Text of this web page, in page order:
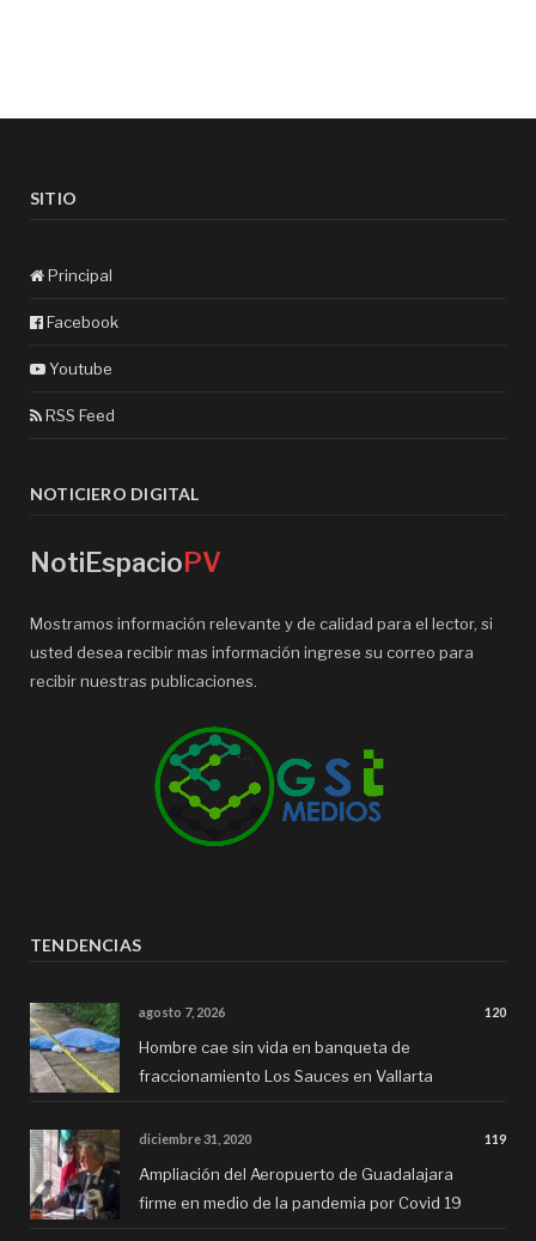
SITIO
Principal
Facebook
Youtube
RSS Feed
NOTICIERO DIGITAL
NotiEspacioPV
Mostramos información relevante y de calidad para el lector, si
usted desea recibir mas información ingrese su correo para
recibir nuestras publicaciones.
TENDENCIAS
agosto 7, 2026 120
Hombre cae sin vida en banqueta de
fraccionamiento Los Sauces en Vallarta
diciembre 31, 2020 119
Ampliación del Aeropuerto de Guadalajara
firme en medio de la pandemia por Covid 19